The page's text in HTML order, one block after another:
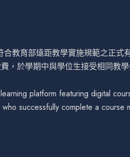
教育部遠距教學實施規範之正式
，於學期中與學位生接受相同教
platform featuring digital
successfully complete a course